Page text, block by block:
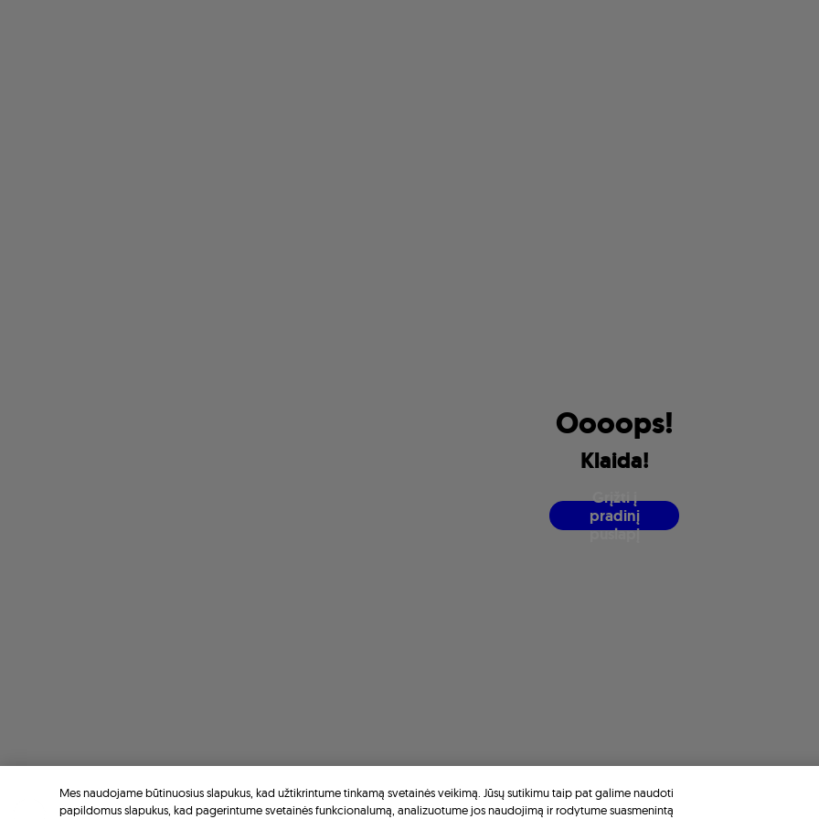
Oooops!
Klaida!
Grįžtiį
pradinį
puslapį
Mes naudojame būtinuosius slapukus, kad užtikrintume tinkamą svetainės veikimą. Jūsų sutikimu taip pat galime naudoti
papildomus slapukus, kad pagerintume svetainės funkcionalumą, analizuotume jos naudojimą ir rodytume suasmenintą